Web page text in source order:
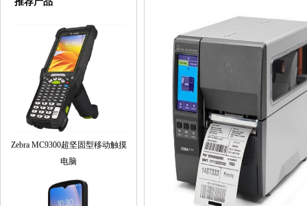
Zebra MC9300超坚固型移动触摸
电脑